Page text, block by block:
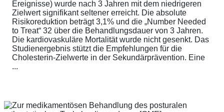
Ereignisse) wurde nach 3 Jahren mit dem niedrigeren
Zielwert signifikant seltener erreicht. Die absolute
Risikoreduktion beträgt 3,1% und die „Number Needed
to Treat“ 32 über die Behandlungsdauer von 3 Jahren.
Die kardiovaskuläre Mortalität wurde nicht gesenkt. Das
Studienergebnis stützt die Empfehlungen für die
Cholesterin-Zielwerte in der Sekundärprävention. Eine
...